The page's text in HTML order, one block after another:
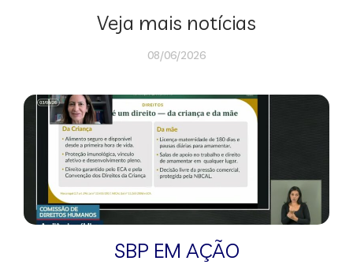
Veja mais notícias
08/06/2026
SBP EM AÇÃO